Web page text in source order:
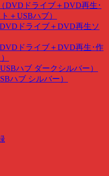
DVDドライブ＋DVD再生･
＋USBハブ）
ドライブ＋DVD再生ソ
ドライブ＋DVD再生･作
ハブ ダークシルバー）
ハブ シルバー）